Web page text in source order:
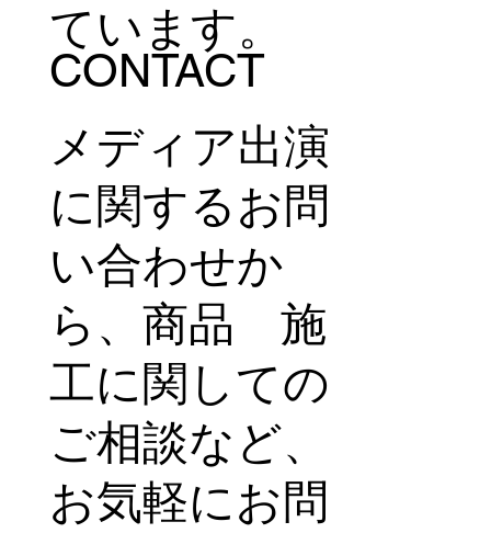
ています。
CONTACT
メディア出演
に関するお問
い合わせか
ら、商品 施
工に関しての
ご相談など、
お気軽にお問